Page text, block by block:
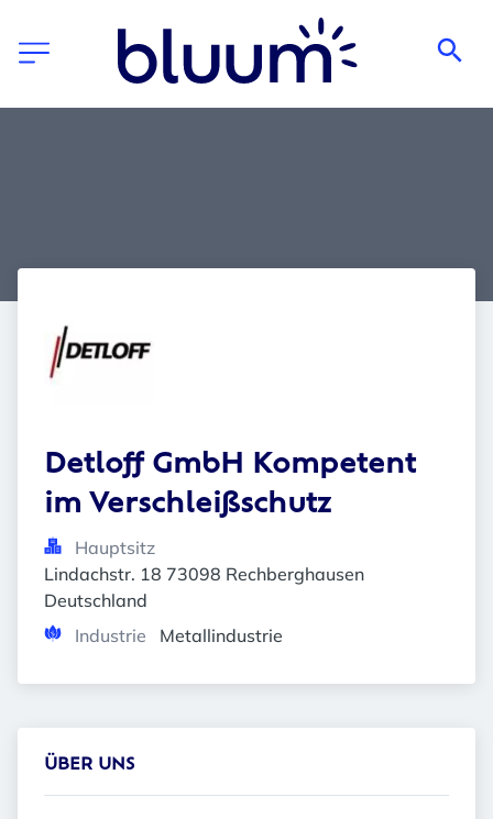
Detloff GmbH Kompetent
im Verschleißschutz
Hauptsitz
Lindachstr. 18 73098 Rechberghausen
Deutschland
Industrie
Metallindustrie
ÜBER UNS